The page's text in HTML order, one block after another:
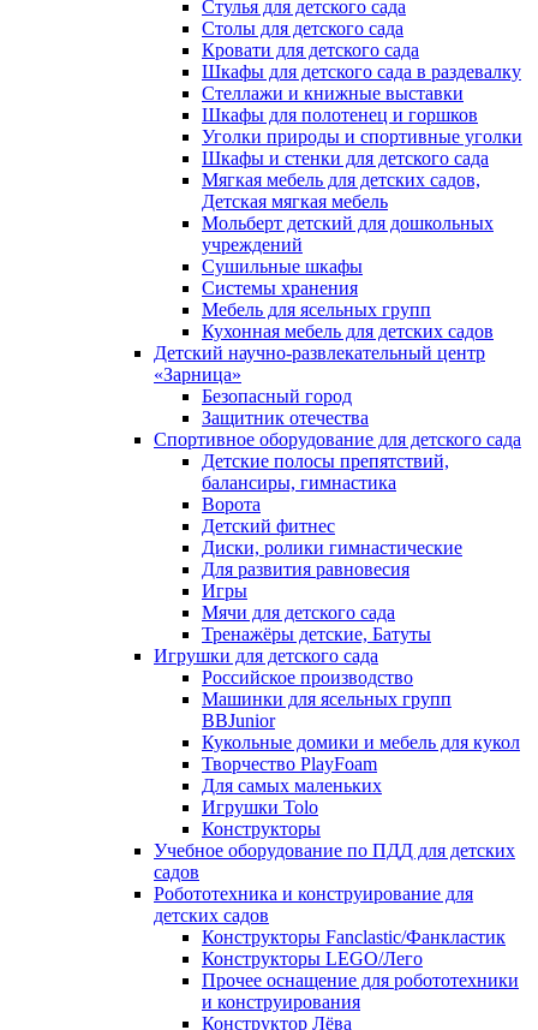
Стулья для детского сада
Столы для детского сада
Кровати для детского сада
Шкафы для детского сада в раздевалку
Стеллажи и книжные выставки
Шкафы для полотенец и горшков
Уголки природы и спортивные уголки
Шкафы и стенки для детского сада
Мягкая мебель для детских садов,
Детская мягкая мебель
Мольберт детский для дошкольных
учреждений
Сушильные шкафы
Системы хранения
Мебель для ясельных групп
Кухонная мебель для детских садов
Детский научно-развлекательный центр
«Зарница»
Безопасный город
Защитник отечества
Спортивное оборудование для детского сада
Детские полосы препятствий,
балансиры, гимнастика
Ворота
Детский фитнес
Диски, ролики гимнастические
Для развития равновесия
Игры
Мячи для детского сада
Тренажёры детские, Батуты
Игрушки для детского сада
Российское производство
Машинки для ясельных групп
BBJunior
Кукольные домики и мебель для кукол
Творчество PlayFoam
Для самых маленьких
Игрушки Tolo
Конструкторы
Учебное оборудование по ПДД для детских
садов
Робототехника и конструирование для
детских садов
Конструкторы Fanclastic/Фанкластик
Конструкторы LEGO/Лего
Прочее оснащение для робототехники
и конструирования
Конструктор Лёва